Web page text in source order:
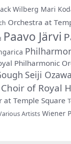
Wilberg Mari
Orchestra at
Paavo Järvi
Philharmonic
Seiji Ozawa
of Royal
at Temple Square
Artists Wiener